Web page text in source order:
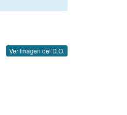
Ver Imagen del D.O.